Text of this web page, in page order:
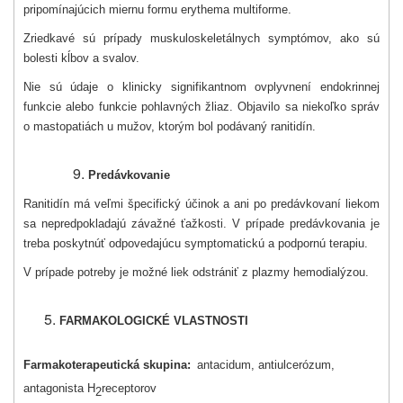
pripomínajúcich miernu formu erythema multiforme.
Zriedkavé sú prípady muskuloskeletálnych symptómov, ako sú
bolesti kĺbov a svalov.
Nie sú údaje o klinicky signifikantnom ovplyvnení endokrinnej
funkcie alebo funkcie pohlavných žliaz. Objavilo sa niekoľko správ
o mastopatiách u mužov, ktorým bol podávaný ranitidín.
Predávkovanie
Ranitidín má veľmi špecifický účinok a ani po predávkovaní liekom
sa nepredpokladajú závažné ťažkosti. V prípade predávkovania je
treba poskytnúť odpovedajúcu symptomatickú a podpornú terapiu.
V prípade potreby je možné liek odstrániť z plazmy hemodialýzou.
FARMAKOLOGICKÉ VLASTNOSTI
Farmakoterapeutická skupina: antacidum, antiulcerózum,
antagonista H2receptorov